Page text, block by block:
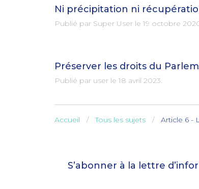
Ni précipitation ni
Publié par Super User le 19 octobre
Préserver les droits du
Publié par user le 18 avril 2023.
Accueil Tous les sujets Article 6 -
S’abonner à la lettre